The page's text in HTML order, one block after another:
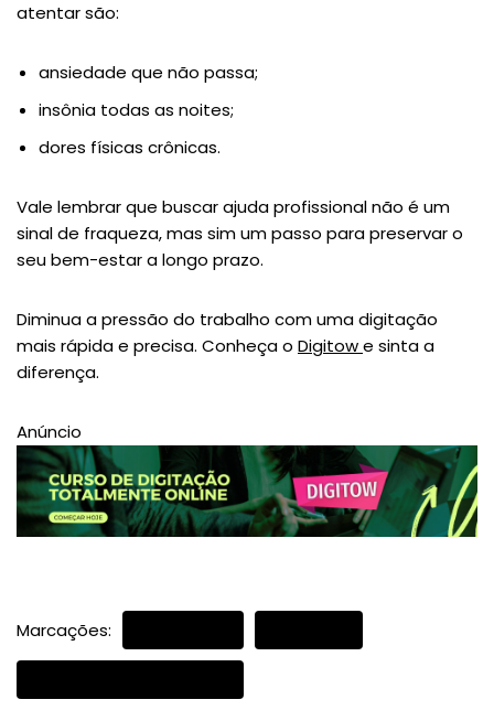
atentar são:
ansiedade que não passa;
insônia todas as noites;
dores físicas crônicas.
Vale lembrar que buscar ajuda profissional não é um
sinal de fraqueza, mas sim um passo para preservar o
seu bem-estar a longo prazo.
Diminua a pressão do trabalho com uma digitação
mais rápida e precisa. Conheça o Digitowe sinta a
diferença.
Anúncio
Marcações: